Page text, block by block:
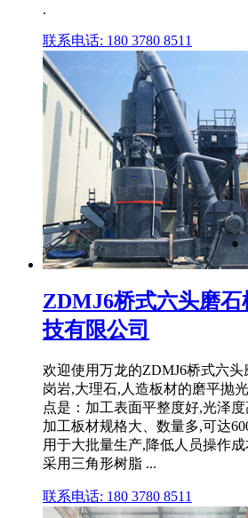
.
联系电话: 180 3780 8511
ZDMJ6桥式六头磨石
技有限公司
欢迎使用万龙的ZDMJ6桥式六
岗岩,大理石,人造板材的磨平抛
点是：加工表面平整度好,光泽
加工板材规格大、数量多,可达
用于大批量生产,降低人员操作
采用三角形树脂 ...
联系电话: 180 3780 8511